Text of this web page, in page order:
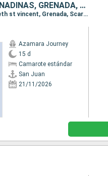
PUERTO RICO, ANTIGUA Y BARBUDA, SAN VINCENT Y LAS GRANADINAS, GRENADA, TRINIDAD Y TOBAGO, BARBADOS, SANTA LUCIA, DOMINICA, SAN MARTÍN
Itinerario : San Juan, Virgin Gorda, Antigua, Saint-Pierre (Martinique), Port Elisabeth st vincent, Grenada, Scarborough, Bridgetown, Castries, Roseau, Basseterre (St Kitts), Charlestown, Philipsburg, Road Town, San Juan
Azamara Journey
15 d
Camarote estándar
San Juan
21/11/2026